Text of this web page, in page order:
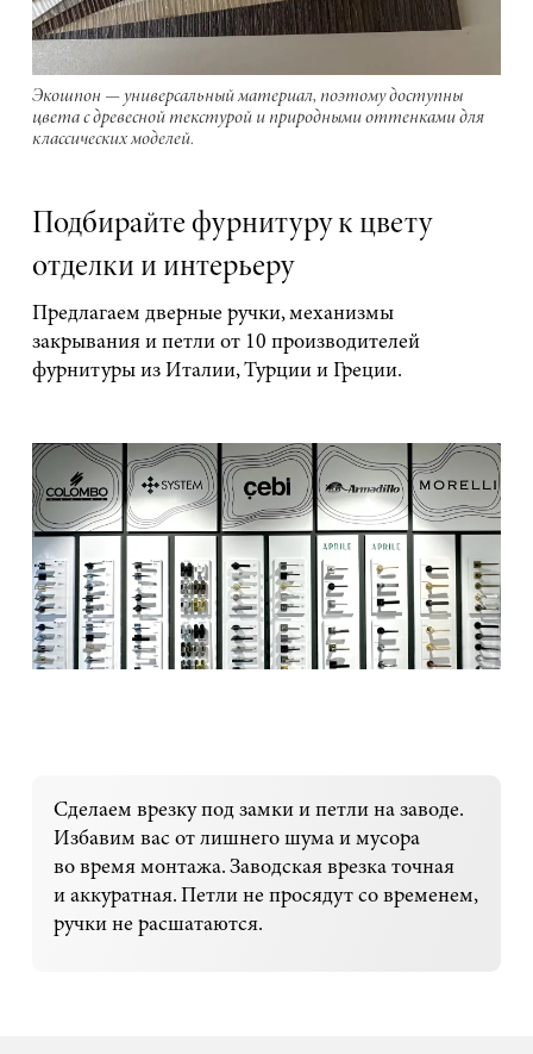
Экошпон — универсальный материал, поэтому доступны
цвета с древесной текстурой и природными оттенками для
классических моделей.
Подбирайте фурнитуру к цвету
отделки и интерьеру
Предлагаем дверные ручки, механизмы
закрывания и петли от 10 производителей
фурнитуры из Италии, Турции и Греции.
Сделаем врезку под замки и петли на заводе.
Избавим вас от лишнего шума и мусора
во время монтажа. Заводская врезка точная
и аккуратная. Петли не просядут со временем,
ручки не расшатаются.